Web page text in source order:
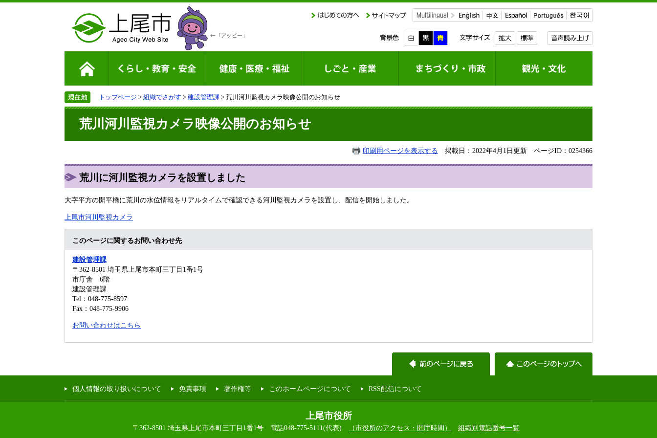
トップページ > 組織でさがす > 建設管理課 > 荒川河川監視カメラ映像公開のお知らせ
荒川河川監視カメラ映像公開のお知らせ
印刷用ページを表示する 掲載日：2022年4月1日更新 ページID：0254366
荒川に河川監視カメラを設置しました
大字平方の開平橋に荒川の水位情報をリアルタイムで確認できる河川監視カメラを設置し、配信を開始しました。
上尾市河川監視カメラ
このページに関するお問い合わせ先
建設管理課
〒362-8501 埼玉県上尾市本町三丁目1番1号
市庁舎 6階
建設管理課
Tel：048-775-8597
Fax：048-775-9906
お問い合わせはこちら
個人情報の取り扱いについて 免責事項 著作権等 このホームページについて RSS配信について
上尾市役所
〒362-8501 埼玉県上尾市本町三丁目1番1号 電話048-775-5111(代表) （市役所のアクセス・開庁時間） 組織別電話番号一覧